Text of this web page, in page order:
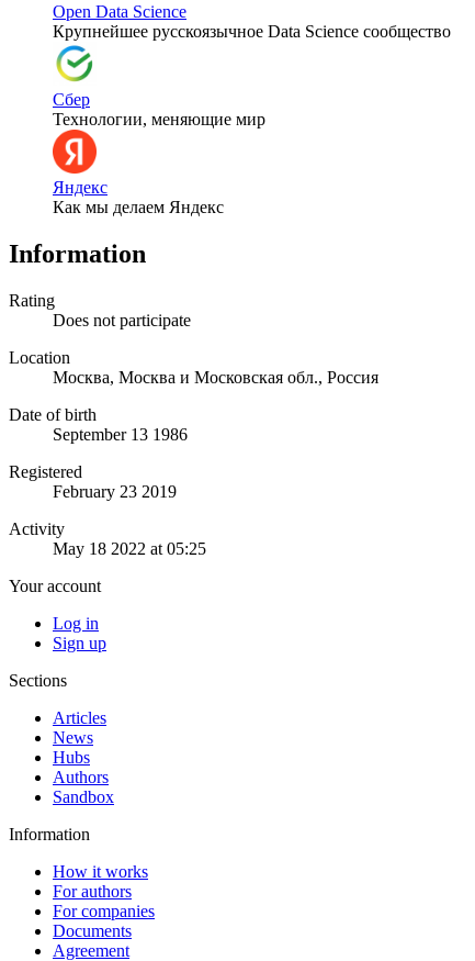
Open Data Science
Крупнейшее русскоязычное Data Science сообщество
Сбер
Технологии, меняющие мир
Яндекс
Как мы делаем Яндекс
Information
Rating
Does not participate
Location
Москва, Москва и Московская обл., Россия
Date of birth
September 13 1986
Registered
February 23 2019
Activity
May 18 2022 at 05:25
Your account
Log in
Sign up
Sections
Articles
News
Hubs
Authors
Sandbox
Information
How it works
For authors
For companies
Documents
Agreement